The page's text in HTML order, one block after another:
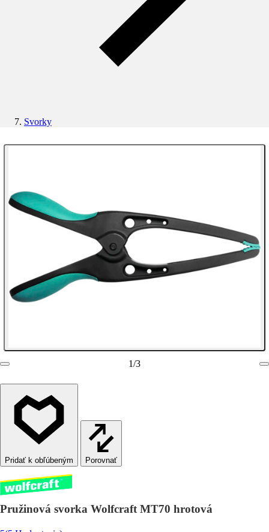
Svorky
1/3
Porovnať
Pružinová svorka Wolfcraft MT70 hrotová